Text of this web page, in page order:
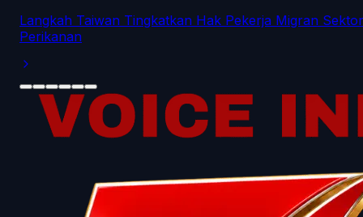
Langkah Taiwan Tingkatkan Hak Pekerja Migran Sektor
Perikanan